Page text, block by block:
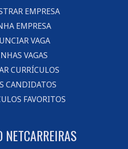
EMPRESA
EMPRESA
VAGA
VAGAS
CURRÍCULOS
CANDIDATOS
FAVORITOS
NETCARREIRAS